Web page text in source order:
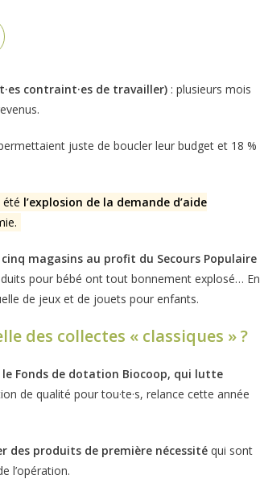
contraint·es de travailler) : plusieurs mois
juste de boucler leur budget et 18 %
été l’explosion de la demande d’aide
magasins au profit du Secours Populaire
pour bébé ont tout bonnement explosé… En
de jeux et de jouets pour enfants.
des collectes « classiques » ?
le Fonds de dotation Biocoop, qui lutte
de qualité pour tou·te·s, relance cette année
des produits de première nécessité qui sont
l’opération.